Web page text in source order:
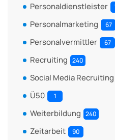
Personaldienstleister
Personalmarketing 67
Personalvermittler 67
Recruiting 240
Social Media Recruiting
Ü50 1
Weiterbildung 240
Zeitarbeit 90